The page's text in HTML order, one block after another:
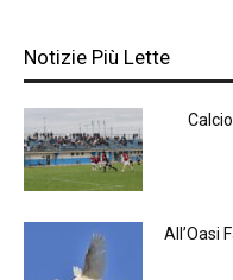
Notizie Più Lette
All’Oasi